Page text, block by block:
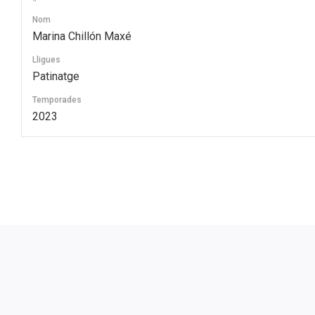
Nom
Marina Chillón Maxé
Lligues
Patinatge
Temporades
2023